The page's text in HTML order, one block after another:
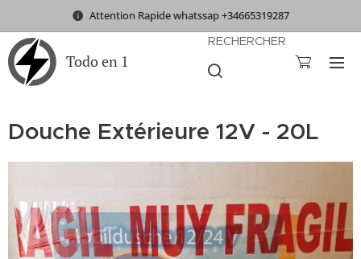
Attention Rapide whatssap +34665319287
Todo en 1
RECHERCHER
Douche Extérieure 12V - 20L